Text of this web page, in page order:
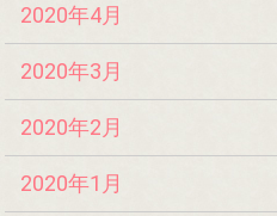
2020年4月
2020年3月
2020年2月
2020年1月